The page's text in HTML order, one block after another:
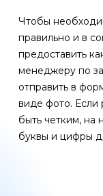
Чтобы
правильно и в
предоставить
менеджеру по
отправить в
виде фото. Если
быть четким, на
буквы и цифры